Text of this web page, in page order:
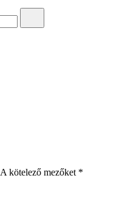
A kötelező mezőket *